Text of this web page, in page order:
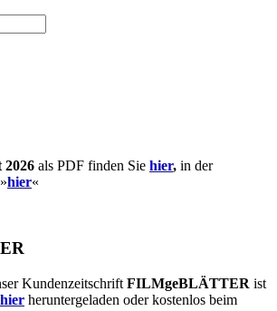
2026 als PDF finden Sie hier, in der
hier«
Kundenzeitschrift FILMgeBLÄTTER ist
hier heruntergeladen oder kostenlos beim